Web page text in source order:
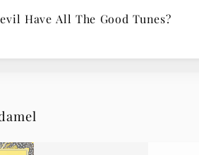
Have All The Good Tunes?